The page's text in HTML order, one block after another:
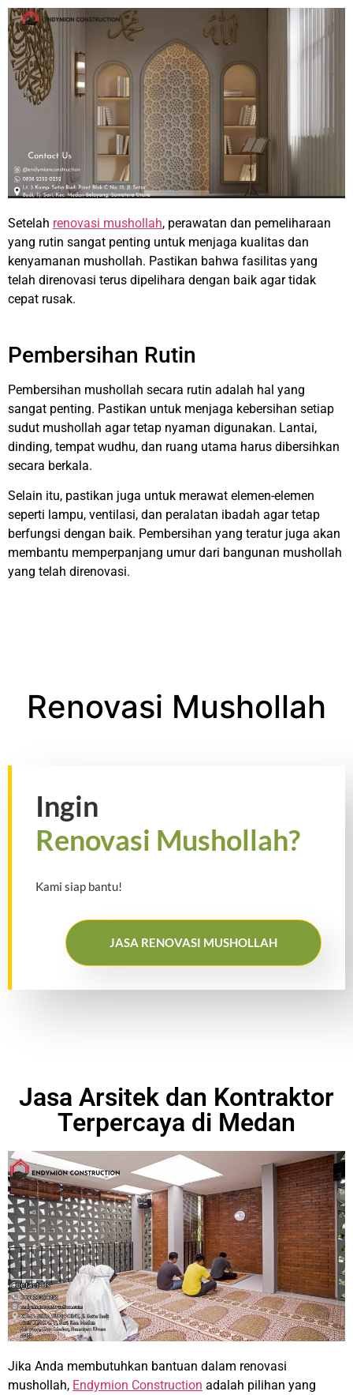
Setelah renovasi mushollah, perawatan dan pemeliharaan
yang rutin sangat penting untuk menjaga kualitas dan
kenyamanan mushollah. Pastikan bahwa fasilitas yang
telah direnovasi terus dipelihara dengan baik agar tidak
cepat rusak.
Pembersihan Rutin
Pembersihan mushollah secara rutin adalah hal yang
sangat penting. Pastikan untuk menjaga kebersihan setiap
sudut mushollah agar tetap nyaman digunakan. Lantai,
dinding, tempat wudhu, dan ruang utama harus dibersihkan
secara berkala.
Selain itu, pastikan juga untuk merawat elemen-elemen
seperti lampu, ventilasi, dan peralatan ibadah agar tetap
berfungsi dengan baik. Pembersihan yang teratur juga akan
membantu memperpanjang umur dari bangunan mushollah
yang telah direnovasi.
Renovasi Mushollah
Ingin
Renovasi Mushollah?
Kami siap bantu!
JASA RENOVASI MUSHOLLAH
Jasa Arsitek dan Kontraktor
Terpercaya di Medan
Jika Anda membutuhkan bantuan dalam renovasi
mushollah, Endymion Construction adalah pilihan yang